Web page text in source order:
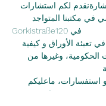
لكم استشارات
مكتبنا المتواجد
Gorkistraße120 في
تعبئة الأوراق و كيفية
الحكومية، وغيرها من
استفسارات، ماعليكم
عبر موقعنا